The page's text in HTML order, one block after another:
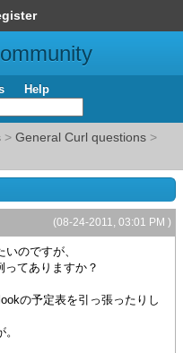
Help
> General Curl questions >
(08-24-2011, 03:01 PM )
のですが、
てありますか？
の予定表を引っ張ったりし